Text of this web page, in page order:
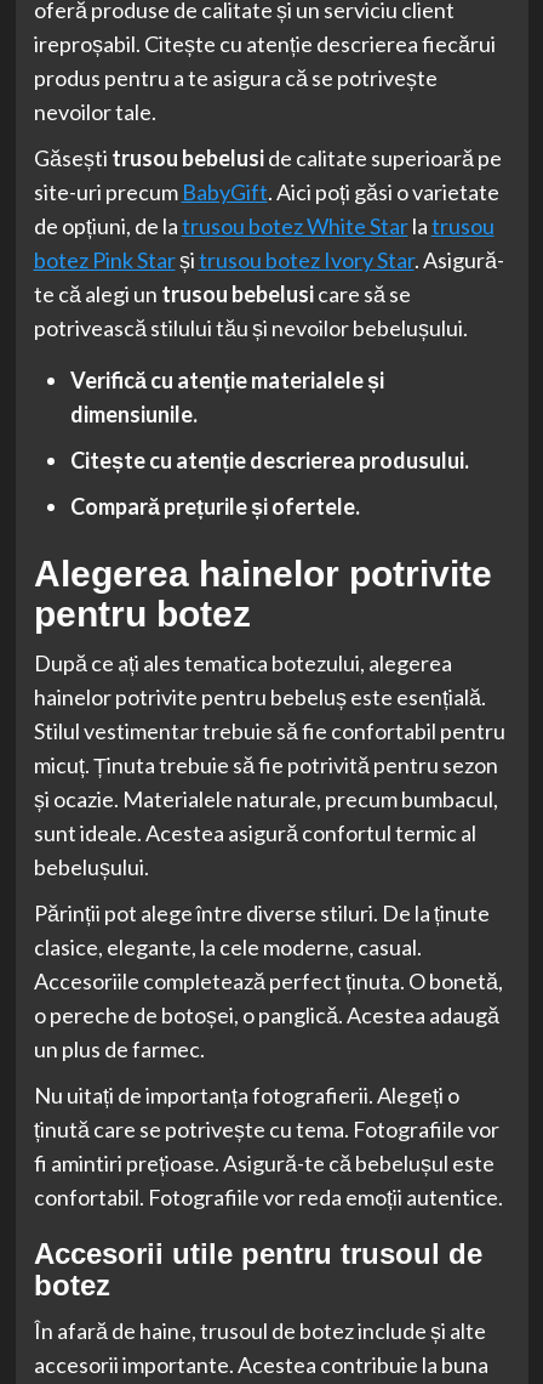
oferă produse de calitate și un serviciu client
ireproșabil. Citește cu atenție descrierea fiecărui
produs pentru a te asigura că se potrivește
nevoilor tale.
Găsești trusou bebeluside calitate superioară pe
site-uri precum BabyGift. Aici poți găsi o varietate
de opțiuni, de latrusou botez White Starlatrusou
botez Pink Starșitrusou botez Ivory Star. Asigură-
te că alegi un trusou bebelusicare să se
potrivească stilului tău și nevoilor bebelușului.
Verifică cu atenție materialele și
dimensiunile.
Citește cu atenție descrierea produsului.
Compară prețurile și ofertele.
Alegerea hainelor potrivite
pentru botez
După ce ați ales tematica botezului, alegerea
hainelor potrivite pentru bebeluș este esențială.
Stilul vestimentar trebuie să fie confortabil pentru
micuț. Ținuta trebuie să fie potrivită pentru sezon
și ocazie. Materialele naturale, precum bumbacul,
sunt ideale. Acestea asigură confortul termic al
bebelușului.
Părinții pot alege între diverse stiluri. De la ținute
clasice, elegante, la cele moderne, casual.
Accesoriile completează perfect ținuta. O bonetă,
o pereche de botoșei, o panglică. Acestea adaugă
un plus de farmec.
Nu uitați de importanța fotografierii. Alegeți o
ținută care se potrivește cu tema. Fotografiile vor
fi amintiri prețioase. Asigură-te că bebelușul este
confortabil. Fotografiile vor reda emoții autentice.
Accesorii utile pentru trusoul de
botez
În afară de haine, trusoul de botez include și alte
accesorii importante. Acestea contribuie la buna